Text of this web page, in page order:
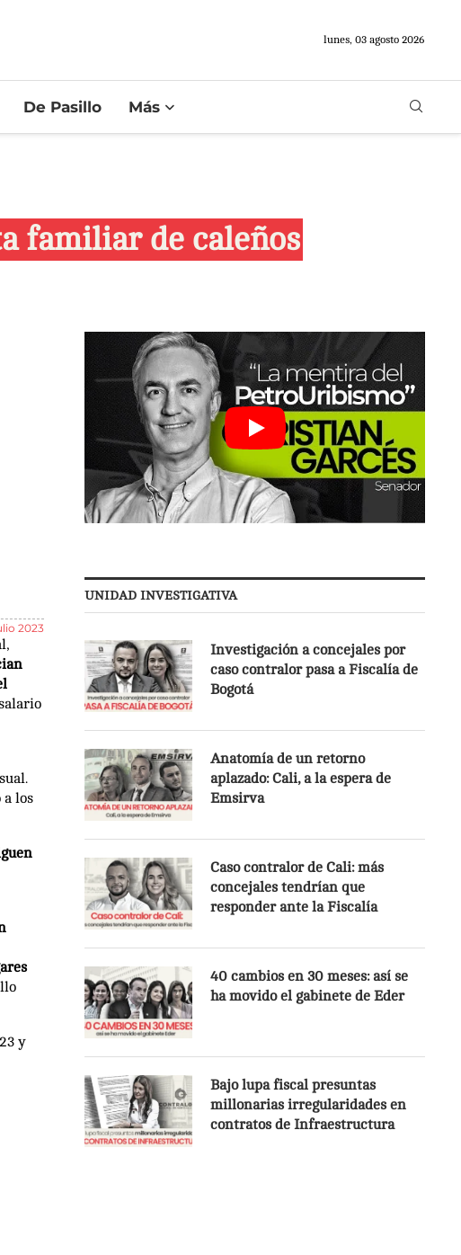
lunes, 03 agosto 2026
De Pasillo Más
familiar de caleños
2023
los
y
UNIDAD INVESTIGATIVA
Investigación a concejales por
caso contralor pasa a Fiscalía de
Bogotá
Anatomía de un retorno
aplazado: Cali, a la espera de
Emsirva
Caso contralor de Cali: más
concejales tendrían que
responder ante la Fiscalía
40 cambios en 30 meses: así se
ha movido el gabinete de Eder
Bajo lupa fiscal presuntas
millonarias irregularidades en
contratos de Infraestructura